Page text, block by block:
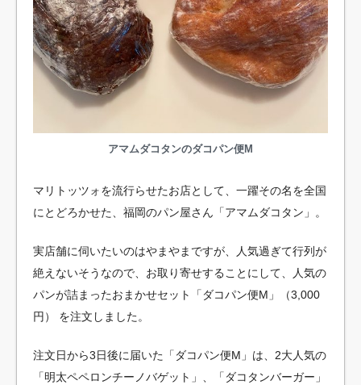
アマムダコタンのダコパン便M
マリトッツォを流行らせたお店として、一躍その名を全国
にとどろかせた、福岡のパン屋さん「アマムダコタン」。
実店舗に伺いたいのはやまやまですが、人気過ぎて行列が
絶えないそうなので、お取り寄せすることにして、人気の
パンが詰まったおまかせセット「ダコパン便M」（3,000
円） を注文しました。
注文日から3日後に届いた「ダコパン便M」は、2大人気の
「明太ペペロンチーノバゲット」、「ダコタンバーガー」